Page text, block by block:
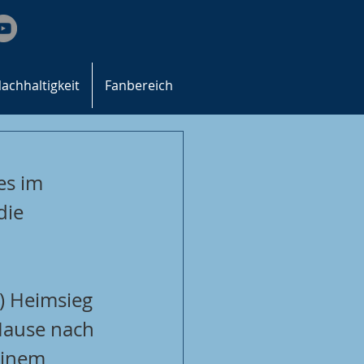
Fanbereich
im
Heimsieg
nach